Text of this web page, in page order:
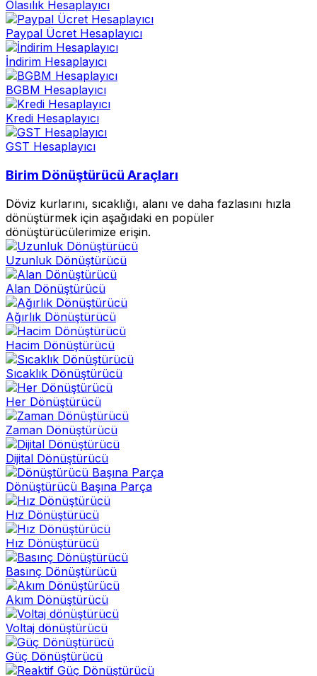
Olasılık Hesaplayıcı
Paypal Ücret Hesaplayıcı
İndirim Hesaplayıcı
BGBM Hesaplayıcı
Kredi Hesaplayıcı
GST Hesaplayıcı
Birim Dönüştürücü Araçları
Döviz kurlarını, sıcaklığı, alanı ve daha fazlasını hızla
dönüştürmek için aşağıdaki en popüler
dönüştürücülerimize erişin.
Uzunluk Dönüştürücü
Alan Dönüştürücü
Ağırlık Dönüştürücü
Hacim Dönüştürücü
Sıcaklık Dönüştürücü
Her Dönüştürücü
Zaman Dönüştürücü
Dijital Dönüştürücü
Dönüştürücü Başına Parça
Hız Dönüştürücü
Hız Dönüştürücü
Basınç Dönüştürücü
Akım Dönüştürücü
Voltaj dönüştürücü
Güç Dönüştürücü